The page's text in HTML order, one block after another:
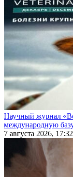
Научный журнал
международную
7 августа 2026, 17:32